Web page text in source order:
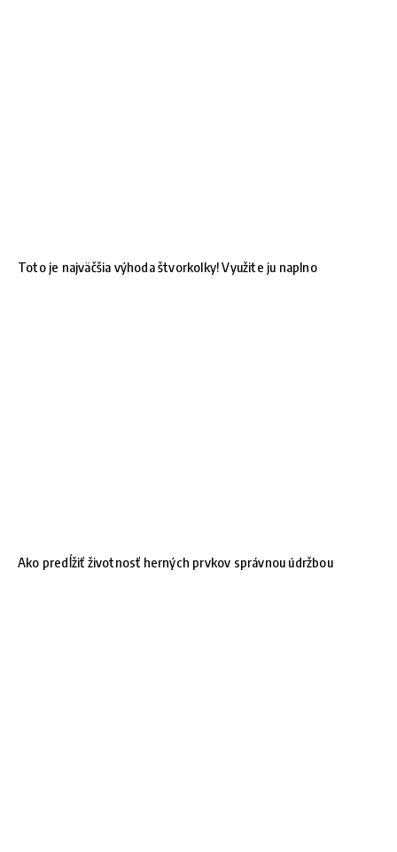
Toto je najväčšia výhoda štvorkolky! Využite ju naplno
Ako predĺžiť životnosť herných prvkov správnou údržbou